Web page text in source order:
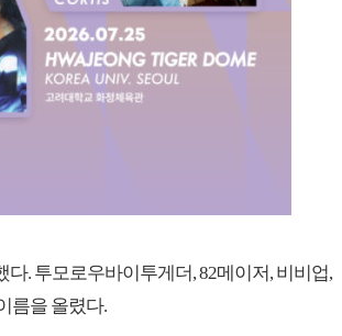
다. 투모로우바이투게더, 82메이저, 비비업,
름을 올렸다.